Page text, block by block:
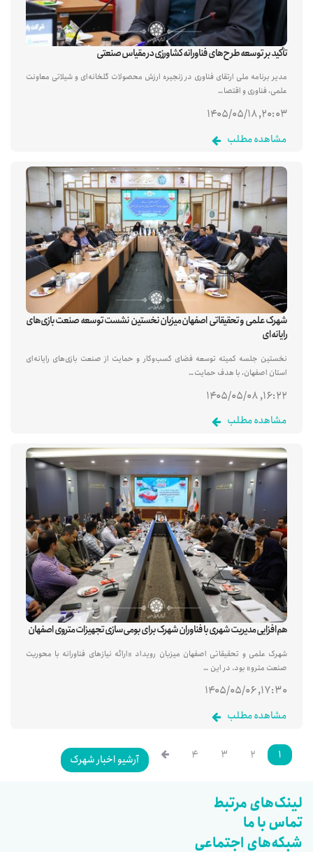
تأکید بر توسعه طرح‌های فناورانه کشاورزی در مقیاس صنعتی
مدیر برنامه ملی ارتقای فناوری در زنجیره ارزش محصولات گلخانه‌ای و شیلاتی معاونت
علمی، فناوری و اقتصا…
۲۰:۰۳, ۱۴۰۵/۰۵/۱۸
مشاهده مطلب
شهرک علمی و تحقیقاتی اصفهان میزبان نخستین نشست توسعه صنعت بازی‌های
رایانه‌ای
نخستین جلسه کمیته توسعه فضای کسب‌وکار و حمایت از صنعت بازی‌های رایانه‌ای
استان اصفهان، با هدف حمایت…
۱۶:۲۲, ۱۴۰۵/۰۵/۰۸
مشاهده مطلب
هم‌افزایی مدیریت شهری با فناوران شهرک برای بومی‌سازی تجهیزات متروی اصفهان
شهرک علمی و تحقیقاتی اصفهان میزبان رویداد «ارائه نیازهای فناورانه با محوریت
صنعت مترو» بود. در این …
۱۷:۳۰, ۱۴۰۵/۰۵/۰۶
مشاهده مطلب
۱ آرشیو اخبار شهرک
لینک‌های مرتبط
تماس با ما
شبکه‌های اجتماعی